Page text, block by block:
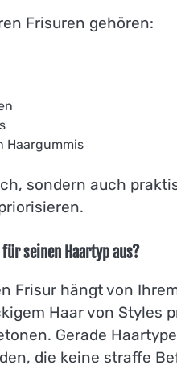
Frisuren gehören:
Haargummis
sondern auch
seinen Haartyp aus?
Frisur hängt von
Haar von Styles
Gerade
die keine straffe